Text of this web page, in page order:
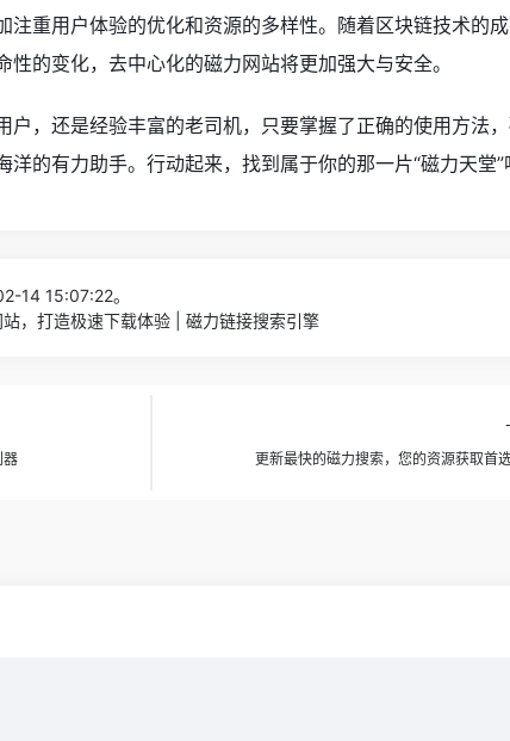
重用户体验的优化和资源的多样性。随着区块链技术的成
的变化，去中心化的磁力网站将更加强大与安全。
户，还是经验丰富的老司机，只要掌握了正确的使用方法
的有力助手。行动起来，找到属于你的那一片“磁力天堂”
14 15:07:22。
，打造极速下载体验 | 磁力链接搜索引擎
器 更新最快的磁力搜索，您的资源获取首选